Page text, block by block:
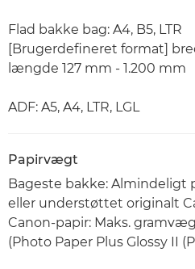
Flad bakke bag: A4, B5, LTR
[Brugerdefineret format]
længde 127 mm - 1.200 mm
ADF: A5, A4, LTR, LGL
Papirvægt
Bageste bakke: Almindeligt
eller understøttet originalt
Canon-papir: Maks.
(Photo Paper Plus Glossy II